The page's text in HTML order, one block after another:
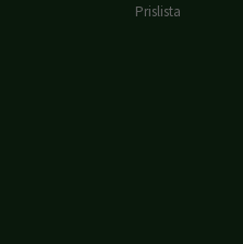
Prislista